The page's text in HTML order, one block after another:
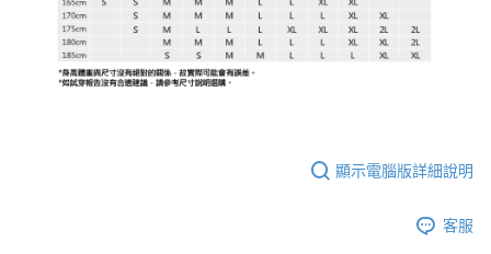
顯示電腦版詳細說明
客服